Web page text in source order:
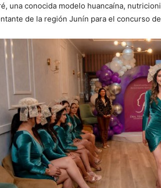
una conocida modelo huancaína,
de la región Junín para el concurso